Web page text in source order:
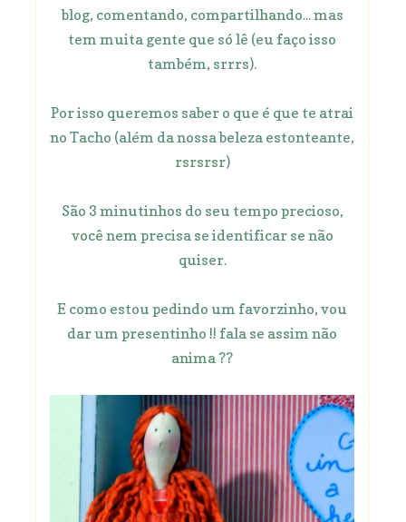
blog, comentando, compartilhando... mas
tem muita gente que só lê (eu faço isso
também, srrrs).
Por isso queremos saber o que é que te atrai
no Tacho (além da nossa beleza estonteante,
rsrsrsr)
São 3 minutinhos do seu tempo precioso,
você nem precisa se identificar se não
quiser.
E como estou pedindo um favorzinho, vou
dar um presentinho !! fala se assim não
anima ??